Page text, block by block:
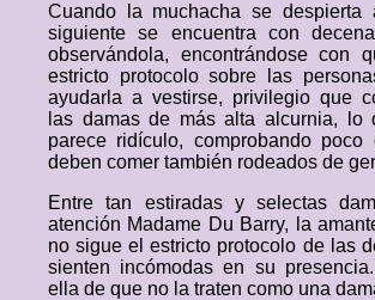
Cuando la muchacha se despierta
siguiente se encuentra con
observándola, encontrándose con
estricto protocolo sobre las
ayudarla a vestirse, privilegio que
las damas de más alta alcurnia,
parece ridículo, comprobando poco
deben comer también rodeados de
Entre tan estiradas y selectas
atención Madame Du Barry, la
no sigue el estricto protocolo de las
sienten incómodas en su
ella de que no la traten como una